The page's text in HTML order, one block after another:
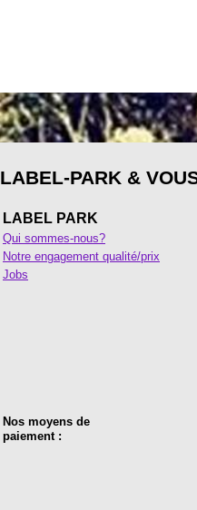
LABEL-PARK &
LABEL PARK
Qui sommes-nous?
Notre engagement qualité/prix
Jobs
Nos moyens de
paiement :